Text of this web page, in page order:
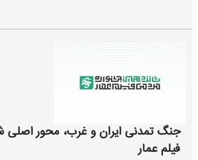
جنگ تمدنی ایران و غرب، محور اصلی
فیلم عمار